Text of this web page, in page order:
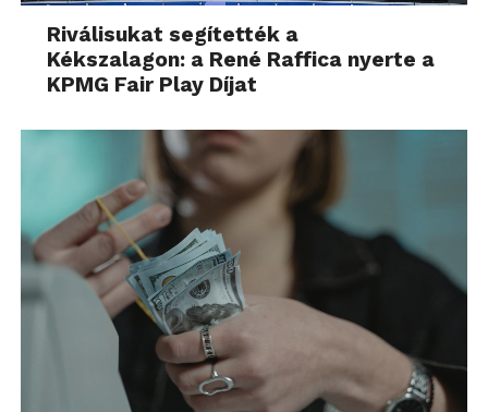
Riválisukat segítették a
Kékszalagon: a René Raffica nyerte a
KPMG Fair Play Díjat